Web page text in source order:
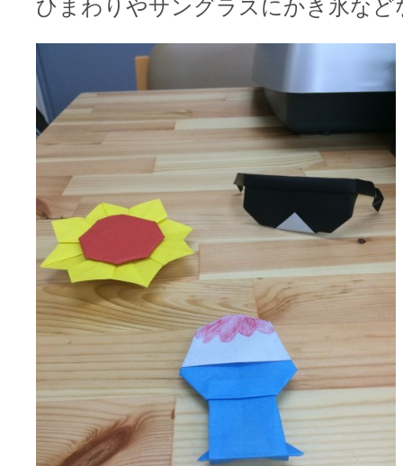
ひまわりやサングラスにかき氷な